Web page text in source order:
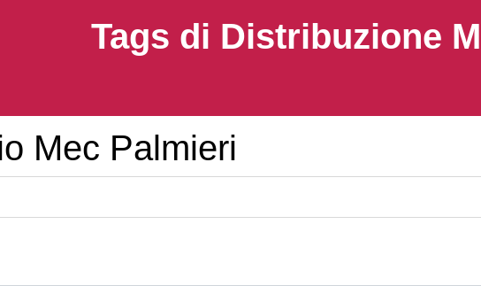
Tags di Distribuzione
Mec Palmieri